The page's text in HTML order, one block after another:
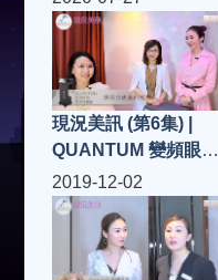
現況美訊 (第6集) |
QUANTUM 變頻眼神
還原精靈眼
2019-12-02